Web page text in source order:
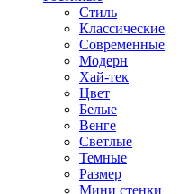
Стиль
Классические
Современные
Модерн
Хай-тек
Цвет
Белые
Венге
Светлые
Темные
Размер
Мини стенки